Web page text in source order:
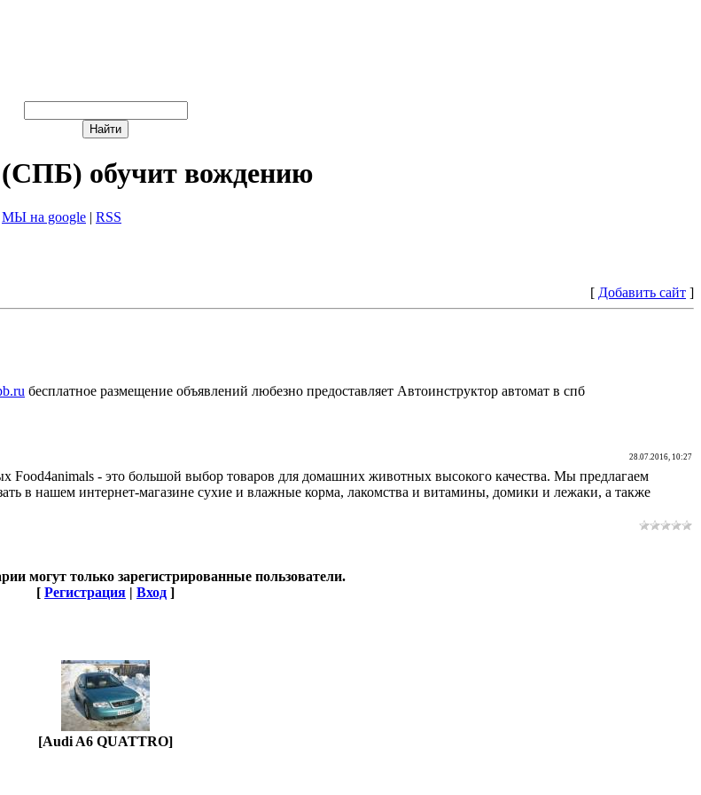
(СПБ) обучит вождению
МЫ на google | RSS
[ Добавить сайт ]
бесплатное размещение объявлений любезно предоставляет Автоинструктор автомат в спб
28.07.2016, 10:27
Food4animals - это большой выбор товаров для домашних животных высокого качества. Мы предлагаем
в нашем интернет-магазине сухие и влажные корма, лакомства и витамины, домики и лежаки, а также
могут только зарегистрированные пользователи.
[ Регистрация | Вход ]
[Audi A6 QUATTRO]